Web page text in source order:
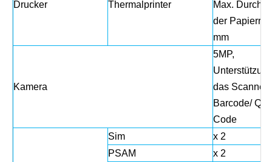
Drucker Thermalprinter
Max.
der
mm
Kamera
5MP,
das Scannen
Barcode/ QR
Code
Sim
x 2
PSAM
x 2